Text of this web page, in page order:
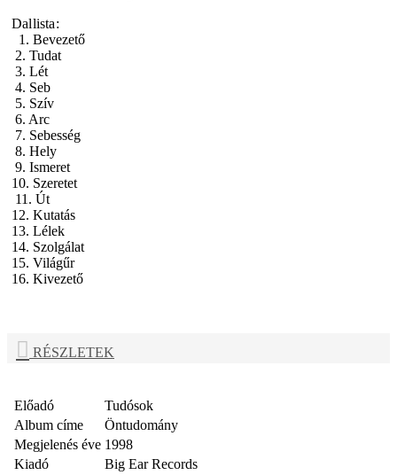
Dallista:
1. Bevezető
2. Tudat
3. Lét
4. Seb
5. Szív
6. Arc
7. Sebesség
8. Hely
9. Ismeret
10. Szeretet
11. Út
12. Kutatás
13. Lélek
14. Szolgálat
15. Világűr
16. Kivezető
RÉSZLETEK
Előadó
Tudósok
Album címe
Öntudomány
Megjelenés éve 1998
Kiadó
Big Ear Records